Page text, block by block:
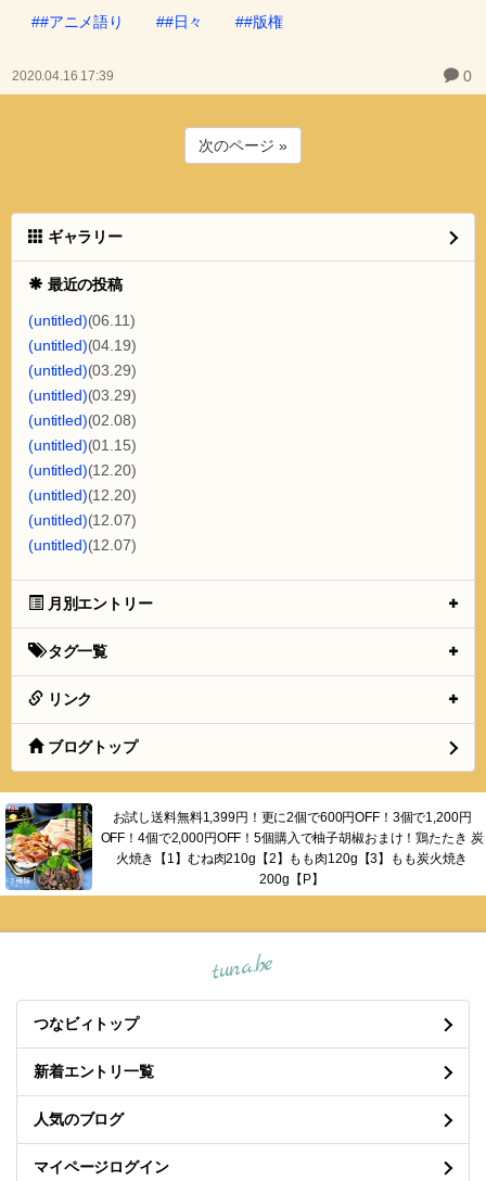
##アニメ語り
##日々 ##版権
2020.04.16 17:39 0
次のページ »
ギャラリー
最近の投稿
(untitled)(06.11)
(untitled)(04.19)
(untitled)(03.29)
(untitled)(03.29)
(untitled)(02.08)
(untitled)(01.15)
(untitled)(12.20)
(untitled)(12.20)
(untitled)(12.07)
(untitled)(12.07)
月別エントリー
タグ一覧
リンク
ブログトップ
お試し送料無料1,399円！更に2個で600円OFF！3個で1,200円
OFF！4個で2,000円OFF！5個購入で柚子胡椒おまけ！鶏たたき 炭
火焼き【1】むね肉210g【2】もも肉120g【3】もも炭火焼き
200g【P】
tuna.be
つなビィトップ
新着エントリ一覧
人気のブログ
マイページログイン